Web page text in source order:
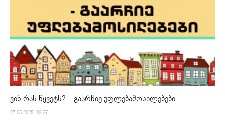
ვინ რას წყვეტს? – გაარჩიე უფლებამოსილებები
27.05.2025. 02:27